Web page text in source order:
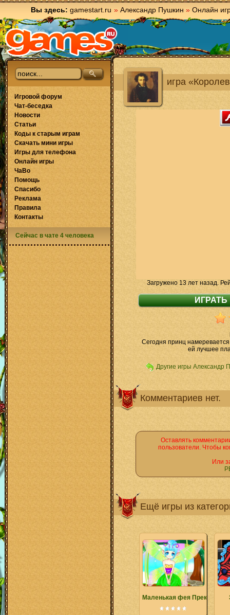
Вы здесь: gamestart.ru » Александр Пушкин » Онлайн
игра
Загружено 13 лет назад.
Сегодня принц
ей лучшее
Другие игры Александр
Комментариев нет.
Оставлять
пользователи. Чтобы
Или
Ещё игры из
Маленькая фея Прекрасная
Игровой форум
Чат-беседка
Новости
Статьи
Коды к старым играм
Скачать мини игры
Игры для телефона
Онлайн игры
ЧаВо
Помощь
Спасибо
Реклама
Правила
Контакты
Сейчас в чате 4 человека